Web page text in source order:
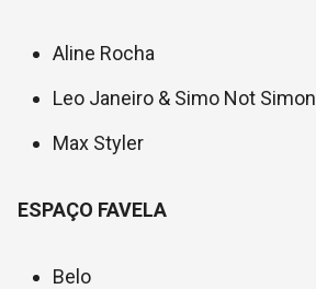
Aline Rocha
Leo Janeiro & Simo Not Simon
Max Styler
ESPAÇO FAVELA
Belo